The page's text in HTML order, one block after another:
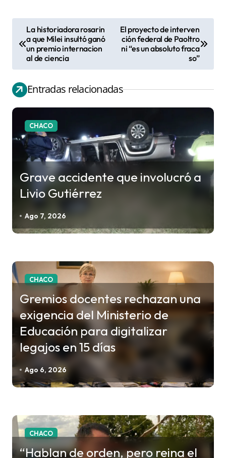
v
e
g
a
i
n
r
a
d
a
s
La historiadora rosarin
a que Milei insultó ganó
un premio internacion
al de ciencia
El proyecto de interven
ción federal de Paoltro
ni “es un absoluto fraca
so”
Entradas relacionadas
CHACO
Grave accidente que involucró a
Livio Gutiérrez
Ago 7, 2026
CHACO
Gremios docentes rechazan una
exigencia del Ministerio de
Educación para digitalizar
legajos en 15 días
Ago 6, 2026
CHACO
“Hablan de orden, pero reina el